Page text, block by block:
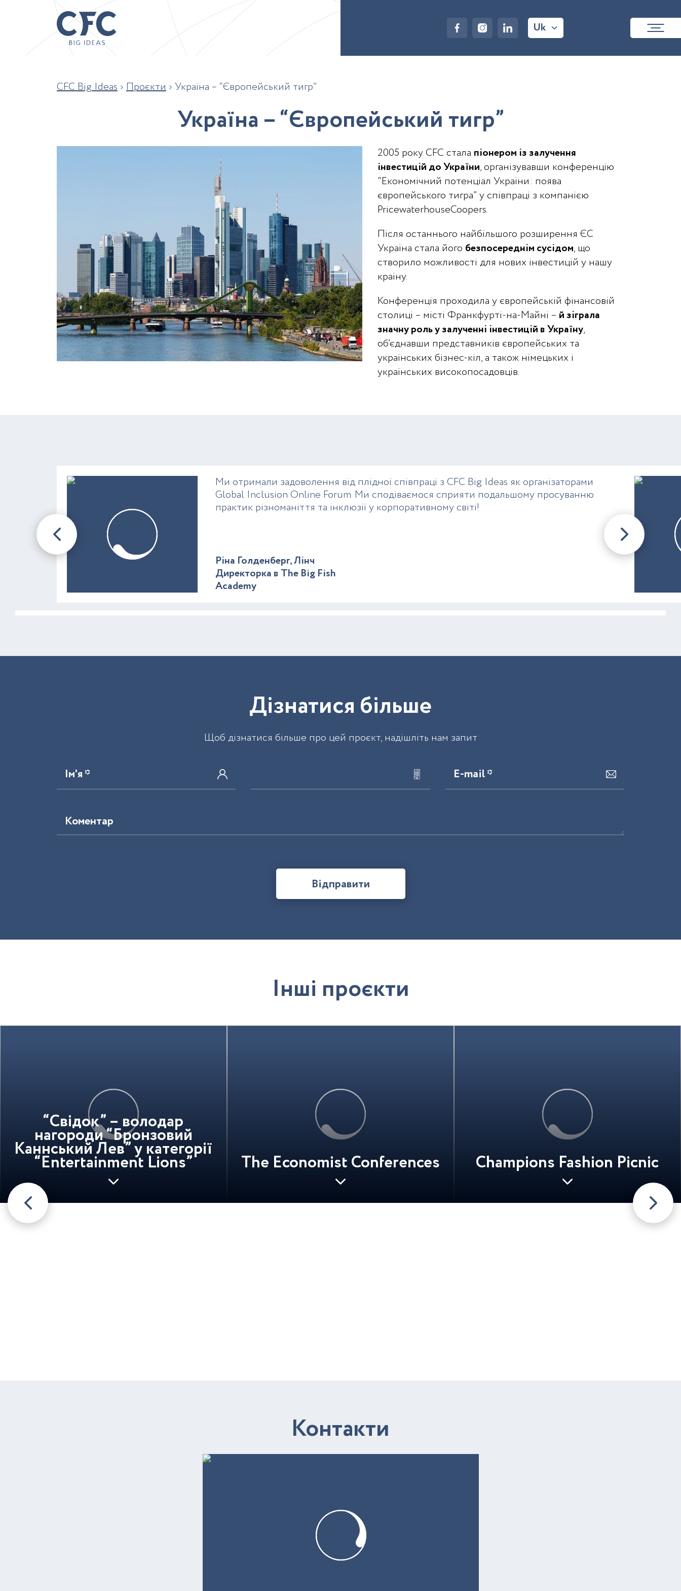
Uk
CFC Big Ideas › Проєкти › Україна – “Європейський тигр”
Україна –“Європейський тигр”
2005 року CFC стала піонером із залучення
інвестицій до України, організувавши конференцію
“Економічний потенціал України: поява
європейського тигра” у співпраці з компанією
PricewaterhouseCoopers.
Після останнього найбільшого розширення ЄС
Україна стала його безпосереднім сусідом, що
створило можливості для нових інвестицій у нашу
країну.
Конференція проходила у європейській фінансовій
столиці – місті Франкфурті-на-Майні – й зіграла
значну роль у залученні інвестицій в Україну,
об’єднавши представників європейських та
українських бізнес-кіл, а також німецьких і
українських високопосадовців.
Ми отримали задоволення від плідної співпраці з CFC Big Ideas як організаторами
Global Inclusion Online Forum. Ми сподіваємося сприяти подальшому просуванню
практик різноманіття та інклюзії у корпоративному світі!
Ріна Голденберг, Лінч
Директорка в The Big Fish
Academy
Дізнатися більше
Щоб дізнатися більше про цей проєкт, надішліть нам запит
Ім'я * E-mail *
Коментар
Відправити
Інші проєкти
“Свідок” – володар
нагороди “Бронзовий
Каннський Лев” у категорії
“Entertainment Lions” The Economist Conferences Champions Fashion Picnic
Контакти